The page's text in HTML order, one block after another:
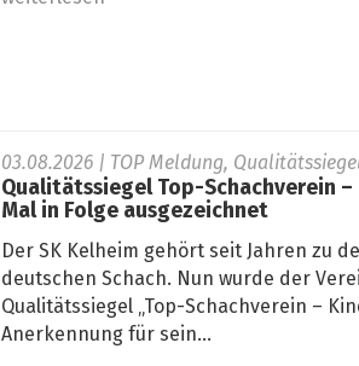
03.08.2026 | TOP Meldung,
Qualitätssiegel Top-Schachverein –
Mal in Folge ausgezeichnet
Der SK Kelheim gehört seit Jahren zu
deutschen Schach. Nun wurde der
Qualitätssiegel „Top-Schachverein –
Anerkennung für sein...